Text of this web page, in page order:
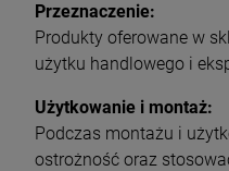
Przeznaczenie:
Produkty oferowane w
użytku handlowego i
Użytkowanie i montaż:
Podczas montażu i
ostrożność oraz